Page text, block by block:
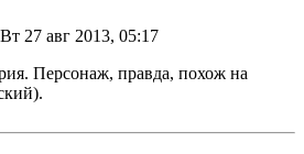
Вт 27 авг 2013, 05:17
Персонаж, правда, похож на